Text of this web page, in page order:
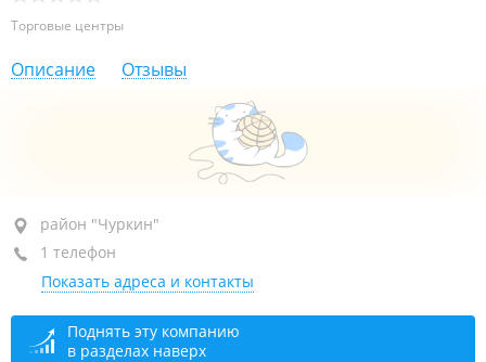
Торговые центры
Описание Отзывы
район "Чуркин", ул. Окатовая, 28А
+7 (423) 227-35-73
закрыто, откроется в 09:00
район "Чуркин"
1 телефон
Показать адреса и контакты
Поднять эту компанию
в разделах наверх